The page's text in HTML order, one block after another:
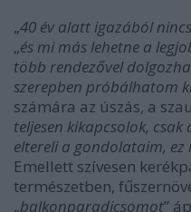
„40 év alatt igazából
„és mi más lehetne a
több rendezővel
szerepben próbálhatom
számára az úszás, a
teljesen kikapcsolok,
eltereli a gondolataim,
Emellett szívesen
természetben,
„balkonparadicsomot”